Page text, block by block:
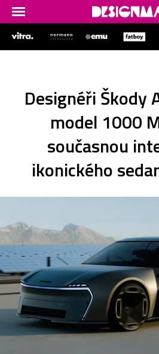
Designéři Škody
model 1000
současnou
ikonického